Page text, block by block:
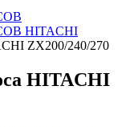
HITACHI
ZX200/240/270
HITACHI